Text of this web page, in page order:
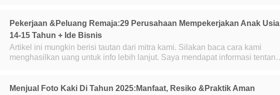
Pekerjaan &Peluang Remaja:29 Perusahaan Mempekerjakan Anak Usia
14-15 Tahun + Ide Bisnis
Artikel ini mungkin berisi tautan dari mitra kami. Silakan baca cara kami
menghasilkan uang untuk info lebih lanjut. Saya mendapat informasi tentang
Menjual Foto Kaki Di Tahun 2025:Manfaat, Resiko &Praktik Aman